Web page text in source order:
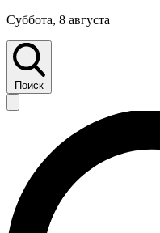
Суббота, 8 августа
Поиск